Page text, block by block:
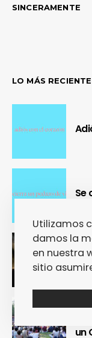
SINCERAMENTE
LO MÁS RECIENTE
Se
la
un
Utilizamos
damos la
en nuestra
sitio